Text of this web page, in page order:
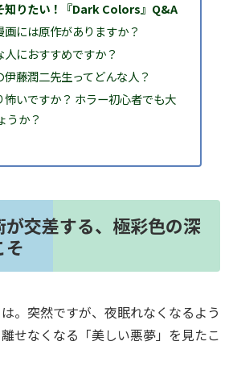
知りたい！『Dark Colors』Q&A
画には原作がありますか？
人におすすめですか？
伊藤潤二先生ってどんな人？
怖いですか？ ホラー初心者でも大
うか？
が交差する、極彩色の深
そ
。突然ですが、夜眠れなくなるよう
せなくなる「美しい悪夢」を見たこ